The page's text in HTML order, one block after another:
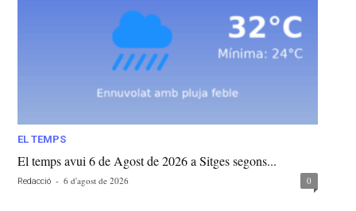
EL TEMPS
El temps avui 6 de Agost de 2026 a Sitges segons...
Redacció - 6 d'agost de 2026 0